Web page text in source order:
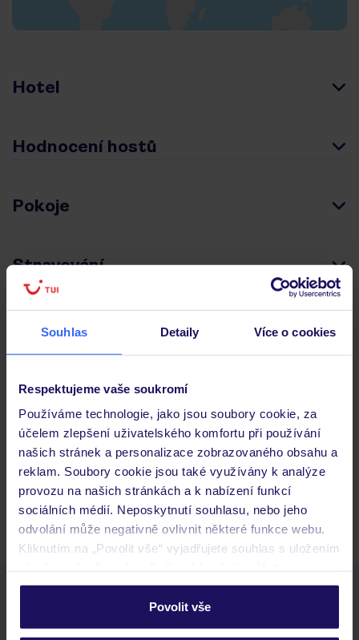
Souhlas Detaily Více o cookies
Respektujeme vaše soukromí
Používáme technologie, jako jsou soubory cookie, za
účelem zlepšení uživatelského komfortu při používání
našich stránek a personalizace zobrazovaného obsahu a
reklam. Soubory cookie jsou také využívány k analýze
provozu na našich stránkách a k nabízení funkcí
sociálních médií. Neposkytnutí souhlasu, nebo jeho
odvolání může negativně ovlivnit některé funkce webu.
Kliknutím na „Povolit vše“ vyjadřujete souhlas s uložením
personalizovat v sekci „Personalizace“.
Podrobné informace o souborech cookie naleznete v
Povolit vše
Hotel
Hodnocení hostů
Pokoje
Stravování
Důležité informace
Často kladené otázky
Jaké doklady jsou potřebné při cestování?
Budeme ubytováni ihned po příjezdu do hotelu?
Kam jít po přistání a vyzvednutí zavazadel?
Zobrazit další
rychlé vyhledávání a prohlížení nabídek
seznam oblíbených nabídek a možnost jejich sdílení